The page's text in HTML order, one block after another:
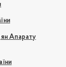
Апарату